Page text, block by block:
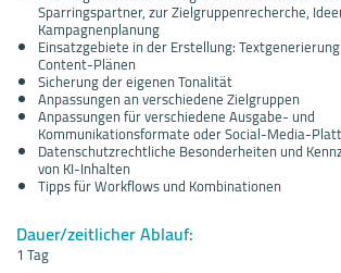
Sparringspartner, zur Zielgruppenrecherche,
Kampagnenplanung
Einsatzgebiete in der Erstellung:
Content-Plänen
Sicherung der eigenen Tonalität
Anpassungen an verschiedene Zielgruppen
Anpassungen für verschiedene Ausgabe- und
Kommunikationsformate oder Social-Media-
Datenschutzrechtliche Besonderheiten und
von KI-Inhalten
Tipps für Workflows und Kombinationen
Dauer/zeitlicher Ablauf:
1 Tag